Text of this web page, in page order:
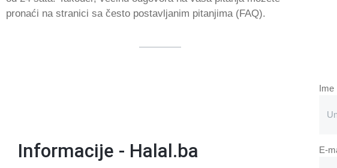
pronaći na stranici sa često postavljanim pitanjima (FAQ).
Informacije - Halal.ba
Ime
E-